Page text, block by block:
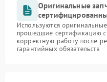
Оригинальные
Используются
прошедшие сертификацию
корректную работу после
гарантийных обязательств